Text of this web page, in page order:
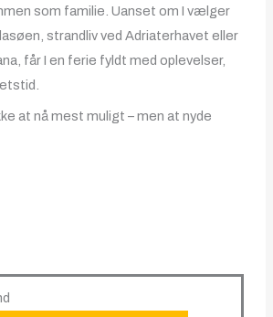
som familie. Uanset om I vælger
strandliv ved Adriaterhavet eller
får I en ferie fyldt med oplevelser,
at nå mest muligt – men at nyde